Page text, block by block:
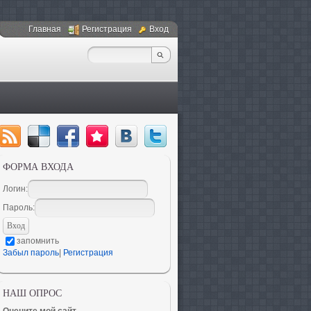
Главная Регистрация Вход
ФОРМА ВХОДА
Логин:
Пароль:
запомнить
Забыл пароль Регистрация
НАШ ОПРОС